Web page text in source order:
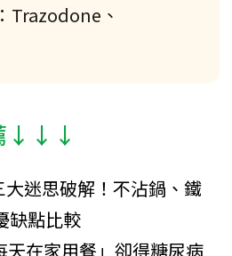
Trazodone、
↓↓↓
迷思破解！不沾鍋、鐵
缺點比較
天在家用餐」卻得糖尿病